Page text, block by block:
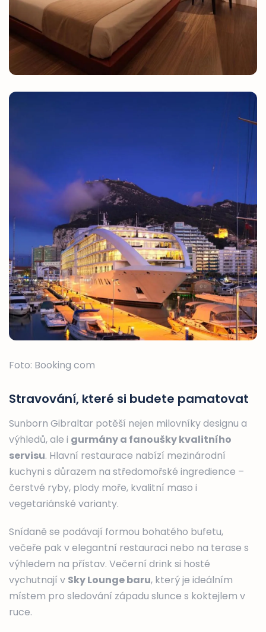
Foto: Booking com
Stravování, které si budete pamatovat
Sunborn Gibraltar potěší nejen milovníky designu a
výhledů, ale i gurmány a fanoušky kvalitního
servisu. Hlavní restaurace nabízí mezinárodní
kuchyni s důrazem na středomořské ingredience –
čerstvé ryby, plody moře, kvalitní maso i
vegetariánské varianty.
Snídaně se podávají formou bohatého bufetu,
večeře pak v elegantní restauraci nebo na terase s
výhledem na přístav. Večerní drink si hosté
vychutnají v Sky Lounge baru, který je ideálním
místem pro sledování západu slunce s koktejlem v
ruce.